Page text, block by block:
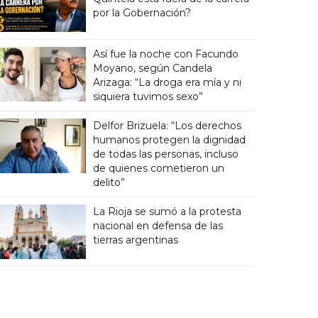
por la Gobernación?
Así fue la noche con Facundo
Moyano, según Candela
Arizaga: “La droga era mía y ni
siquiera tuvimos sexo”
Delfor Brizuela: “Los derechos
humanos protegen la dignidad
de todas las personas, incluso
de quienes cometieron un
delito”
La Rioja se sumó a la protesta
nacional en defensa de las
tierras argentinas